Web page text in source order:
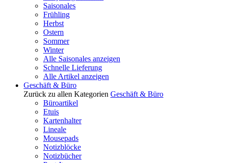
Saisonales
Frühling
Herbst
Ostern
Sommer
Winter
Alle Saisonales anzeigen
Schnelle Lieferung
Alle Artikel anzeigen
Geschäft & Büro
Zurück zu allen Kategorien Geschäft & Büro
Büroartikel
Etuis
Kartenhalter
Lineale
Mousepads
Notizblöcke
Notizbücher